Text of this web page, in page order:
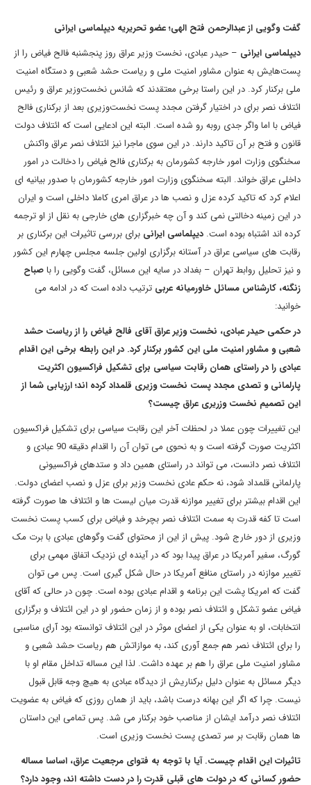
گفت وگویی از عبدالرحمن فتح الهی؛ عضو تحریریه دیپلماسی ایرانی
دیپلماسی ایرانی – حیدر عبادی، نخست وزیر عراق روز پنجشنبه فالح فیاض را از
پست‌هایش به عنوان مشاور امنیت ملی و ریاست حشد شعبی و دستگاه امنیت
ملی برکنار کرد. در این راستا برخی معتقدند که شانس نخست‌وزیر عراق و رئیس
ائتلاف نصر برای در اختیار گرفتن مجدد پست نخست‌وزیری بعد از برکناری فالح
فیاض با اما واگر جدی روبه رو شده است. البته این ادعایی است که ائتلاف دولت
قانون و فتح بر آن تاکید دارند. در این سوی ماجرا نیز ائتلاف نصر عراق واکنش
سخنگوی وزارت امور خارجه کشورمان به برکناری فالح فیاض را دخالت در امور
داخلی عراق خواند. البته سخنگوی وزارت امور خارجه کشورمان با صدور بیانیه ای
اعلام کرد که تاکید کرده عزل و نصب ها در عراق امری کاملا داخلی است و ایران
در این زمینه دخالتی نمی کند و آن چه خبرگزاری های خارجی به نقل از او ترجمه
کرده اند اشتباه بوده است. دیپلماسی ایرانی برای بررسی تاثیرات این برکناری بر
رقابت های سیاسی عراق در آستانه برگزاری اولین جلسه مجلس چهارم این کشور
و نیز تحلیل روابط تهران – بغداد در سایه این مسائل، گفت وگویی را باصباح
زنگنه، کارشناس مسائل خاورمیانه عربی ترتیب داده است که در ادامه می
خوانید:
در حکمی حیدر عبادی، نخست وزیر عراق آقای فالح فیاض را از ریاست حشد
شعبی و مشاور امنیت ملی این کشور برکنار کرد. در این رابطه برخی این اقدام
عبادی را در راستای همان رقابت سیاسی برای تشکیل فراکسیون اکثریت
پارلمانی و تصدی مجدد پست نخست وزیری قلمداد کرده اند؛ ارزیابی شما از
این تصمیم نخست وزریری عراق چیست؟
این تغییرات چون عملا در لحظات آخر این رقابت سیاسی برای تشکیل فراکسیون
اکثریت صورت گرفته است و به نحوی می توان آن را اقدام دقیقه 90 عبادی و
ائتلاف نصر دانست، می تواند در راستای همین داد و ستدهای فراکسیونی
پارلمانی قلمداد شود، نه حکم عادی نخست وزیر برای عزل و نصب اعضای دولت.
این اقدام بیشتر برای تغییر موازنه قدرت میان لیست ها و ائتلاف ها صورت گرفته
است تا کفه قدرت به سمت ائتلاف نصر بچرخد و فیاض برای کسب پست نخست
وزیری از دور خارج شود. پیش از این از محتوای گفت وگوهای عبادی با برت مک
گورگ، سفیر آمریکا در عراق پیدا بود که در آینده ای نزدیک اتفاق مهمی برای
تغییر موازنه در راستای منافع آمریکا در حال شکل گیری است. پس می توان
گفت که امریکا پشت این برنامه و اقدام عبادی بوده است. چون در حالی که آقای
فیاض عضو تشکل و ائتلاف نصر بوده و از زمان حضور او در این ائتلاف و برگزاری
انتخابات، او به عنوان یکی از اعضای موثر در این ائتلاف توانسته بود آرای مناسبی
را برای ائتلاف نصر هم جمع آوری کند، به موازاتش هم ریاست حشد شعبی و
مشاور امنیت ملی عراق را هم بر عهده داشت. لذا این مساله تداخل مقام او با
دیگر مسائل به عنوان دلیل برکناریش از دیدگاه عبادی به هیچ وجه قابل قبول
نیست. چرا که اگر این بهانه درست باشد، باید از همان روزی که فیاض به عضویت
ائتلاف نصر درآمد ایشان از مناصب خود برکنار می شد. پس تمامی این داستان
ها همان رقابت بر سر تصدی پست نخست وزیری است.
تاثیرات این اقدام چیست. آیا با توجه به فتوای مرجعیت عراق، اساسا مساله
حضور کسانی که در دولت های قبلی قدرت را در دست داشته اند، وجود دارد؟